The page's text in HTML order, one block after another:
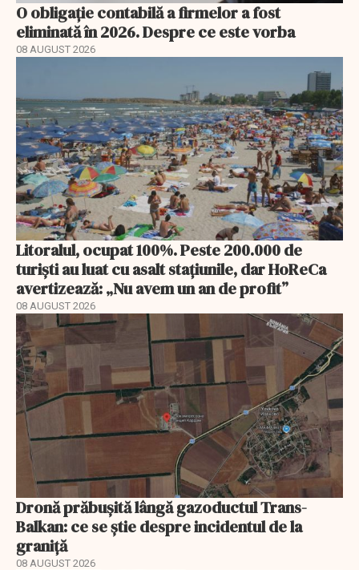
O obligație contabilă a firmelor a fost
eliminată în 2026. Despre ce este vorba
08 AUGUST 2026
Litoralul, ocupat 100%. Peste 200.000 de
turiști au luat cu asalt stațiunile, dar HoReCa
avertizează: „Nu avem un an de profit”
08 AUGUST 2026
Dronă prăbușită lângă gazoductul Trans-
Balkan: ce se știe despre incidentul de la
graniță
08 AUGUST 2026